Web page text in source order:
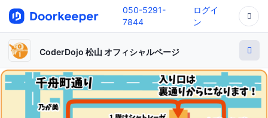
050-5291-
7844
ログイ
ン
CoderDojo 松山 オフィシャルページ